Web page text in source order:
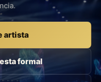
artista
formal